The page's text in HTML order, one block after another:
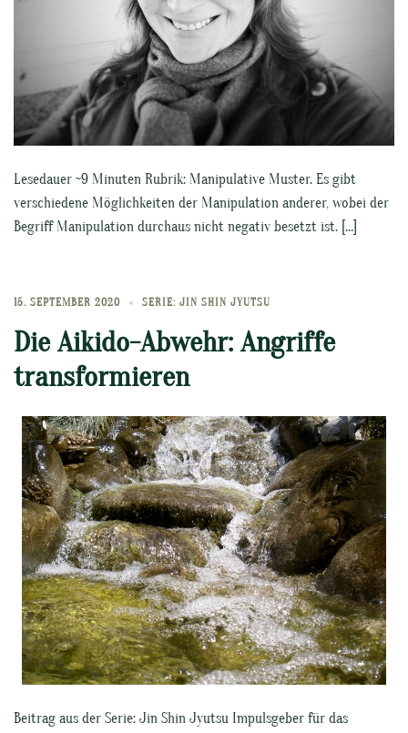
Lesedauer ~9 Minuten Rubrik: Manipulative Muster. Es gibt
verschiedene Möglichkeiten der Manipulation anderer, wobei der
Begriff Manipulation durchaus nicht negativ besetzt ist. […]
15. SEPTEMBER 2020 SERIE: JIN SHIN JYUTSU
Die Aikido-Abwehr: Angriffe
transformieren
Beitrag aus der Serie: Jin Shin Jyutsu Impulsgeber für das